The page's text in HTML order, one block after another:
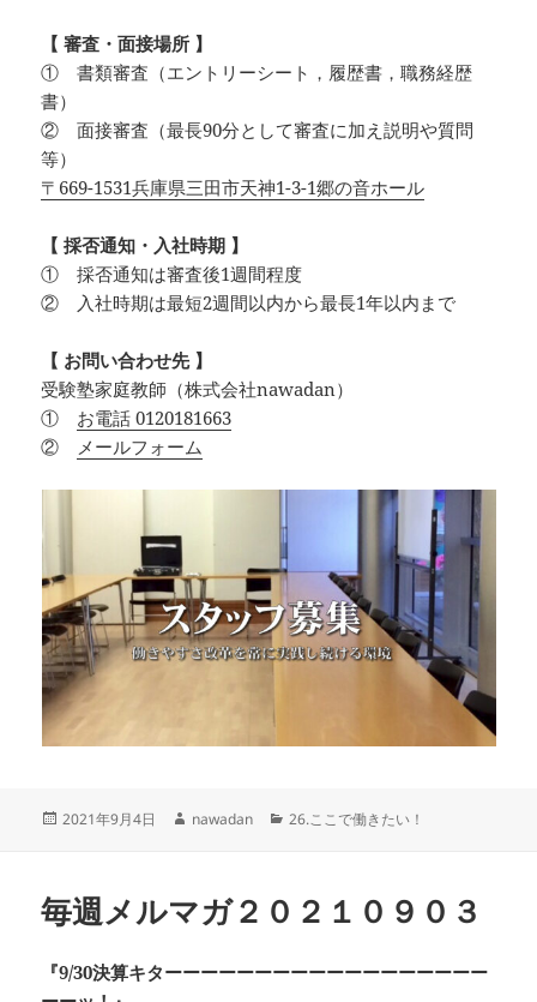
【 審査・面接場所 】
① 書類審査（エントリーシート，履歴書，職務経歴
書）
② 面接審査（最長90分として審査に加え説明や質問
等）
〒669-1531兵庫県三田市天神1-3-1郷の音ホール
【 採否通知・入社時期 】
① 採否通知は審査後1週間程度
② 入社時期は最短2週間以内から最長1年以内まで
【 お問い合わせ先 】
受験塾家庭教師（株式会社nawadan）
① お電話 0120181663
② メールフォーム
投
2021年9月4日
作
nawadan
カ
ー
26.ここで働きたい！
毎週メルマガ２０２１０９０３
『9/30決算キターーーーーーーーーーーーーーーーーー